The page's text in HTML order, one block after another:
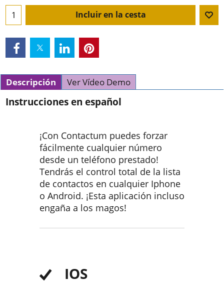
Incluir en la cesta
Descripción Ver Vídeo Demo
Instrucciones en español
¡Con Contactum puedes forzar
fácilmente cualquier número
desde un teléfono prestado!
Tendrás el control total de la lista
de contactos en cualquier Iphone
o Android. ¡Esta aplicación incluso
engaña a los magos!
IOS